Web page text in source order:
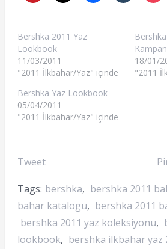
Bershka 2011 Yaz
Lookbook
11/03/2011
"2011 İlkbahar/Yaz" içinde
18/01/
"2011
Bershka Yaz Lookbook
05/04/2011
"2011 İlkbahar/Yaz" içinde
Tweet
Tags: bershka, bershka 2011
bahar katalogu, bershka 2011
bershka 2011 yaz koleksiyonu,
lookbook, bershka ilkbahar yaz